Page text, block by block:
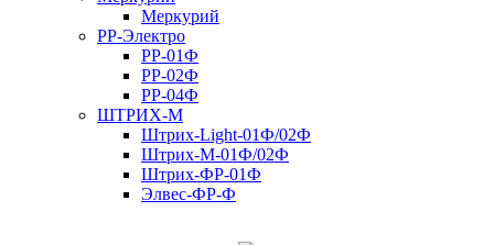
Меркурий
РР-Электро
РР-01Ф
РР-02Ф
РР-04Ф
ШТРИХ-М
Штрих-Light-01Ф/02Ф
Штрих-М-01Ф/02Ф
Штрих-ФР-01Ф
Элвес-ФР-Ф